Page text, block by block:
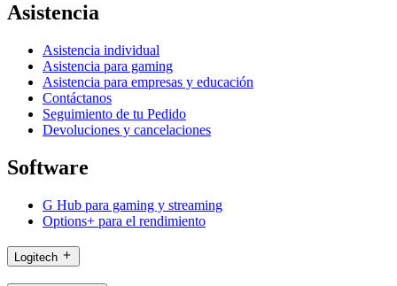
Asistencia
Asistencia individual
Asistencia para gaming
Asistencia para empresas y educación
Contáctanos
Seguimiento de tu Pedido
Devoluciones y cancelaciones
Software
G Hub para gaming y streaming
Options+ para el rendimiento
Logitech